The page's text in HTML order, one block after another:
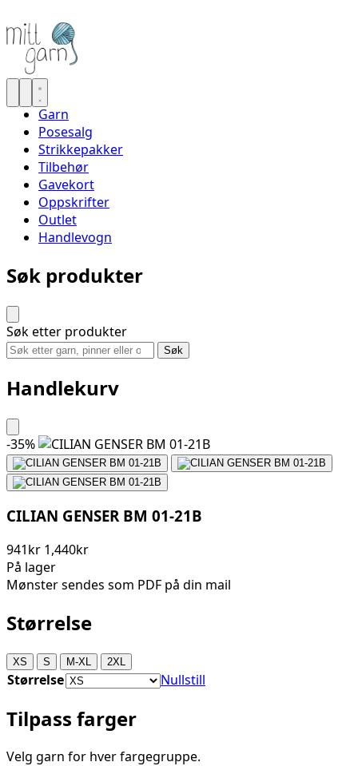
Garn
Posesalg
Strikkepakker
Tilbehør
Gavekort
Oppskrifter
Outlet
Handlevogn
Søk produkter
Søk etter produkter
Søk
Handlekurv
-35%
CILIAN GENSER BM 01-21B
941kr 1,440kr
På lager
Mønster sendes som PDF på din mail
Størrelse
XS S M-XL 2XL
Størrelse Nullstill
Tilpass farger
Velg garn for hver fargegruppe.